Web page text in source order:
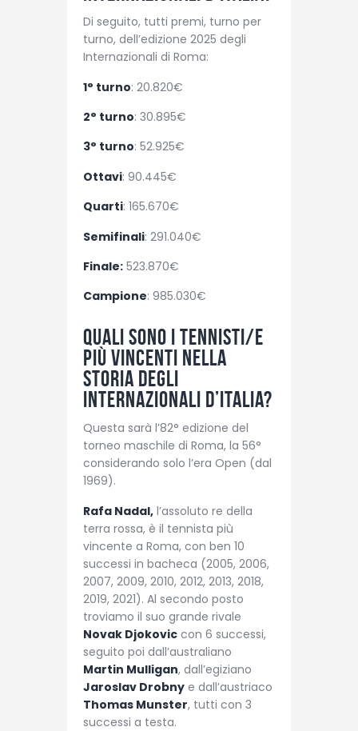
Di seguito, tutti premi, turno per
turno, dell’edizione 2025 degli
Internazionali di Roma:
1° turno: 20.820€
2° turno: 30.895€
3° turno: 52.925€
Ottavi: 90.445€
Quarti: 165.670€
Semifinali: 291.040€
Finale: 523.870€
Campione: 985.030€
Quali sono i tennisti/e
più vincenti nella
storia degli
Internazionali d’Italia?
Questa sarà l’82° edizione del
torneo maschile di Roma, la 56°
considerando solo l’era Open (dal
1969).
Rafa Nadal, l’assoluto re della
terra rossa, è il tennista più
vincente a Roma, con ben 10
successi in bacheca (2005, 2006,
2007, 2009, 2010, 2012, 2013, 2018,
2019, 2021). Al secondo posto
troviamo il suo grande rivale
Novak Djokovic con 6 successi,
seguito poi dall’australiano
Martin Mulligan, dall’egiziano
Jaroslav Drobny e dall’austriaco
Thomas Munster, tutti con 3
successi a testa.